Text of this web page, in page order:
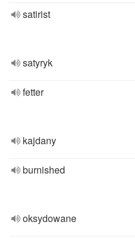
satirist
satyryk
fetter
kajdany
burnished
oksydowane